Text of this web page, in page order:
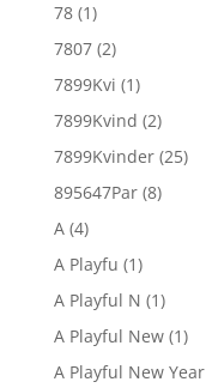
78 (1)
7807 (2)
7899Kvi (1)
7899Kvind (2)
7899Kvinder (25)
895647Par (8)
A (4)
A Playfu (1)
A Playful N (1)
A Playful New (1)
A Playful New Year